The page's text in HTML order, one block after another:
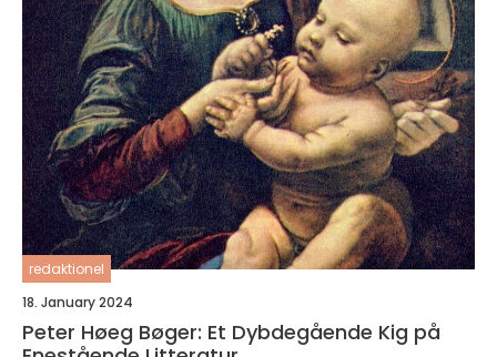
redaktionel
18. January 2024
Peter Høeg Bøger: Et Dybdegående Kig på